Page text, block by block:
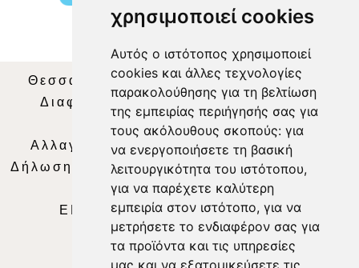
χρησιμοποιεί cookies
Αυτός ο ιστότοπος χρησιμοποιεί
cookies και άλλες τεχνολογίες
παρακολούθησης για τη βελτίωση
της εμπειρίας περιήγησής σας για
τους ακόλουθους σκοπούς: για
να ενεργοποιήσετε τη βασική
λειτουργικότητα του ιστότοπου,
για να παρέχετε καλύτερη
εμπειρία στον ιστότοπο, για να
μετρήσετε το ενδιαφέρον σας για
τα προϊόντα και τις υπηρεσίες
μας και να εξατομικεύσετε τις
Θεσσαλία Τηλεόραση|SNG Services
Διαφήμιση | Όροι Χρήσης |Δήλωση
Απορρήτου |
Περιεχόμενο
Αλλαγή Προτιμήσεων για τα Cookies
Δήλωση συμμόρφωσης με τη σύσταση (ΕΕ)
2018/334|Ταυτότητα
ΕΝΗΜΕΡΩΣΗ |WEB TV| LIVE